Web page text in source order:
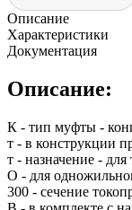
Описание
Характеристики
Документация
Описание:
К - тип муфты -
т - в конструкции
т - назначение -
О - для
300 - сечение